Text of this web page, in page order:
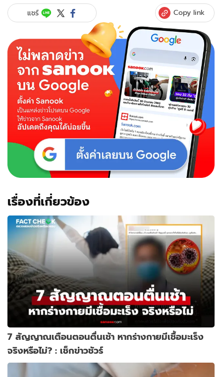
แชร์ Copy link
เรื่องที่เกี่ยวข้อง
7 สัญญาณเตือนตอนตื่นเช้า หากร่างกายมีเชื้อมะเร็ง
จริงหรือไม่? : เช็กข่าวชัวร์